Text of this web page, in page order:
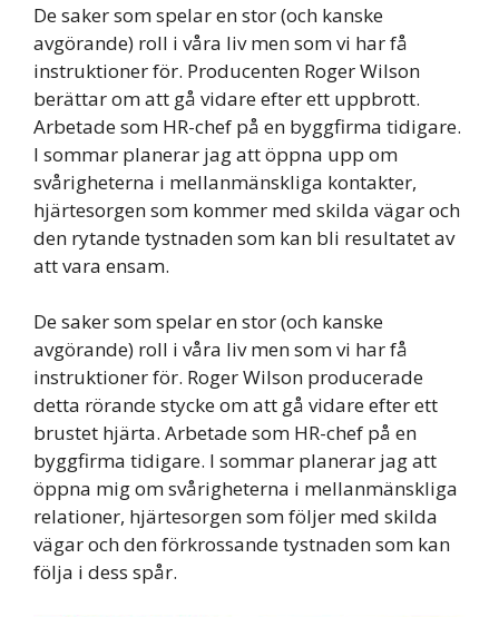
De saker som spelar en stor (och kanske
avgörande) roll i våra liv men som vi har få
instruktioner för. Producenten Roger Wilson
berättar om att gå vidare efter ett uppbrott.
Arbetade som HR-chef på en byggfirma tidigare.
I sommar planerar jag att öppna upp om
svårigheterna i mellanmänskliga kontakter,
hjärtesorgen som kommer med skilda vägar och
den rytande tystnaden som kan bli resultatet av
att vara ensam.
De saker som spelar en stor (och kanske
avgörande) roll i våra liv men som vi har få
instruktioner för. Roger Wilson producerade
detta rörande stycke om att gå vidare efter ett
brustet hjärta. Arbetade som HR-chef på en
byggfirma tidigare. I sommar planerar jag att
öppna mig om svårigheterna i mellanmänskliga
relationer, hjärtesorgen som följer med skilda
vägar och den förkrossande tystnaden som kan
följa i dess spår.